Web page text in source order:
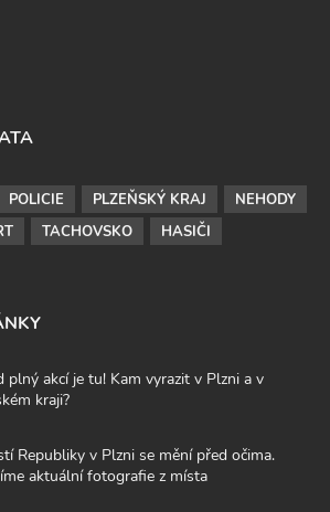
POLICIE PLZEŇSKÝ KRAJ
NEHODY
TACHOVSKO
HASIČI
plný akcí je tu! Kam vyrazit v Plzni a v
kraji?
Republiky v Plzni se mění před očima.
aktuální fotografie z místa